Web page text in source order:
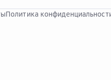
Политика